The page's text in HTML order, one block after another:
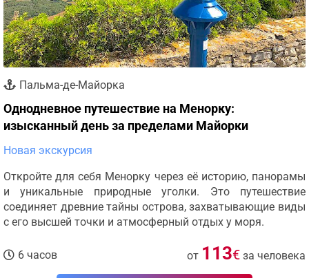
Пальма-де-Майорка
Однодневное путешествие на Менорку:
изысканный день за пределами Майорки
Новая экскурсия
Откройте для себя Менорку через её историю, панорамы
и уникальные природные уголки. Это путешествие
соединяет древние тайны острова, захватывающие виды
с его высшей точки и атмосферный отдых у моря.
6 часов от 113€ за человека